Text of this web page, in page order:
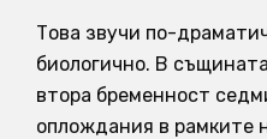
Това звучи по-
биологично. В
втора бременност
оплождания в рамките